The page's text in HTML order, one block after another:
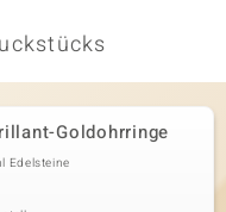
Goldohrringe
Edelsteine